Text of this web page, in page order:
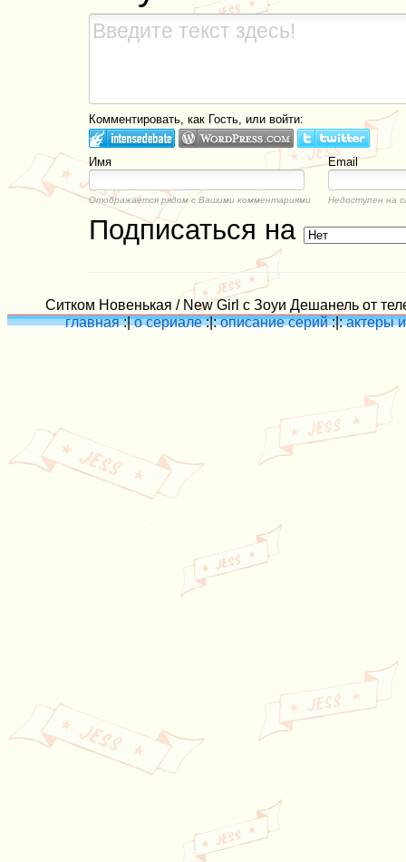
Комментировать, как Гость, или войти:
Имя Email
Отображается рядом с Вашими комментариями Недоступен на
Подписаться на
Ситком Новенькая / New Girl с Зоуи Дешанель от
главная:|о сериале:|:описание серий:|:актеры